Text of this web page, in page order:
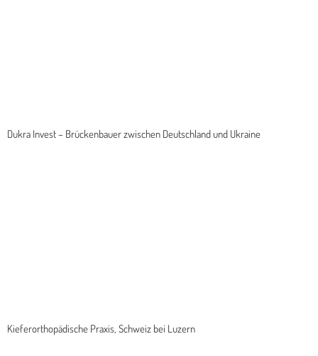
Dukra Invest – Brückenbauer zwischen Deutschland und Ukraine
Kieferorthopädische Praxis, Schweiz bei Luzern